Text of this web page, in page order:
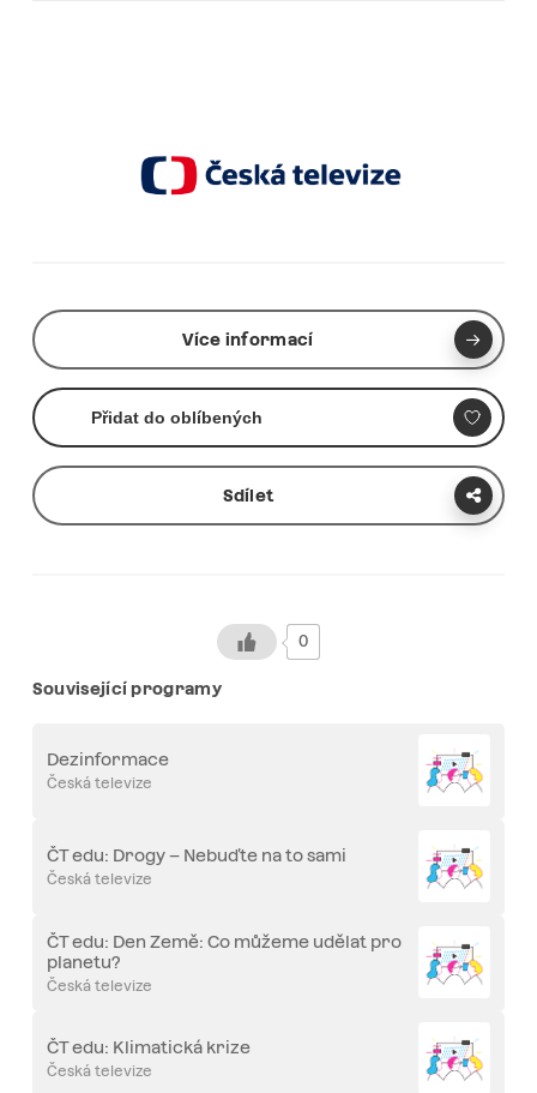
Více informací
Přidat do oblíbených
Sdílet
0
Související programy
Dezinformace
Česká televize
ČT edu: Drogy – Nebuďte na to sami
Česká televize
ČT edu: Den Země: Co můžeme udělat pro
planetu?
Česká televize
ČT edu: Klimatická krize
Česká televize